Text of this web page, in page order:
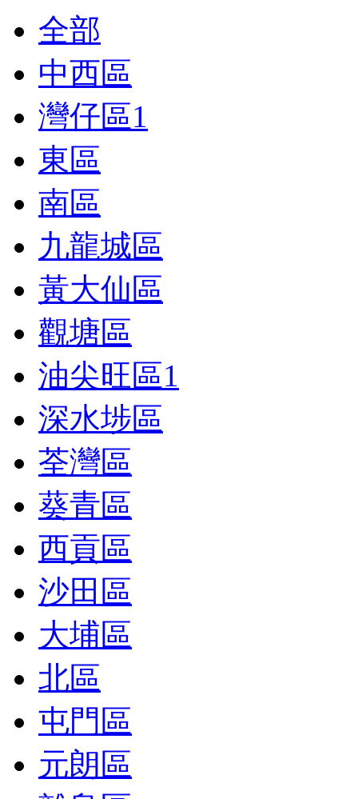
全部
中西區
灣仔區1
東區
南區
九龍城區
黃大仙區
觀塘區
油尖旺區1
深水埗區
荃灣區
葵青區
西貢區
沙田區
大埔區
北區
屯門區
元朗區